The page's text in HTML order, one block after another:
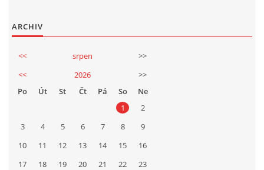
ARCHIV
<< srpen
>>
<<
2026
>>
Po
Út St Čt Pá So
Ne
1
2
3
4 5 6 7 8
9
10
11 12 13 14 15
16
17
18 19 20 21 22
23